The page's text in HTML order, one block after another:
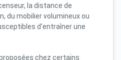
la distance de
du mobilier volumineux ou
d'entraîner une
chez certains